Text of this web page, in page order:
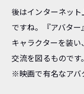
後はインターネッ
ですね。『アバタ
キャラクターを装
交流を図るものです。
※映画で有名なアバ